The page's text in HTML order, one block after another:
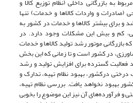
به بازرگانی داخلی (نظام توزیع کالا و
(صادرات و واردات کالاها و خدمات) تنها
و برای بیشتر کالاها و خدمات در کشور به
کم و بیش این مشکلات وجود دارد. در
موتور رشد تولید کالاها و خدمات
در کشور است و تا زمانی که این بخش
فعالیت گسترده برای افزایش تولید و رشد
درکشور، بهبود نظام تهیه، تدارک و
بهبود نخواهد یافت. بررسی نظام تهیه،
و فرآورده‌های آن نیز این موضوع را بخوبی